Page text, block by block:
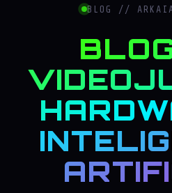
BLOG //